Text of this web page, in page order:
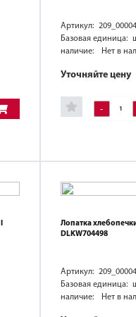
Артикул:
Базовая единица:
наличие:
Нет в
Уточняйте цену
-
Лопатка
DLKW704498
Артикул:
Базовая единица:
наличие:
Нет в